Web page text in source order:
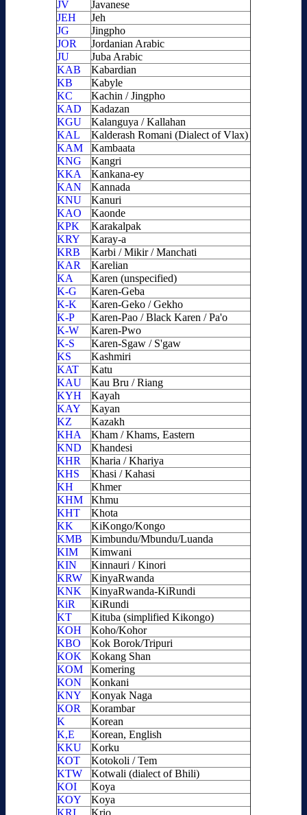
JV
Javanese
JEH
Jeh
JG
Jingpho
JOR
Jordanian Arabic
JU
Juba Arabic
KAB
Kabardian
KB
Kabyle
KC
Kachin / Jingpho
KAD
Kadazan
KGU
Kalanguya / Kallahan
KAL
Kalderash Romani (Dialect of Vlax)
KAM
Kambaata
KNG
Kangri
KKA
Kankana-ey
KAN
Kannada
KNU
Kanuri
KAO
Kaonde
KPK
Karakalpak
KRY
Karay-a
KRB
Karbi / Mikir / Manchati
KAR
Karelian
KA
Karen (unspecified)
K-G
Karen-Geba
K-K
Karen-Geko / Gekho
K-P
Karen-Pao / Black Karen / Pa'o
K-W
Karen-Pwo
K-S
Karen-Sgaw / S'gaw
KS
Kashmiri
KAT
Katu
KAU
Kau Bru / Riang
KYH
Kayah
KAY
Kayan
KZ
Kazakh
KHA
Kham / Khams, Eastern
KND
Khandesi
KHR
Kharia / Khariya
KHS
Khasi / Kahasi
KH
Khmer
KHM
Khmu
KHT
Khota
KK
KiKongo/Kongo
KMB
Kimbundu/Mbundu/Luanda
KIM
Kimwani
KIN
Kinnauri / Kinori
KRW
KinyaRwanda
KNK
KinyaRwanda-KiRundi
KiR
KiRundi
KT
Kituba (simplified Kikongo)
KOH
Koho/Kohor
KBO
Kok Borok/Tripuri
KOK
Kokang Shan
KOM
Komering
KON
Konkani
KNY
Konyak Naga
KOR
Korambar
K
Korean
K,E
Korean, English
KKU
Korku
KOT
Kotokoli / Tem
KTW
Kotwali (dialect of Bhili)
KOI
Koya
KOY
Koya